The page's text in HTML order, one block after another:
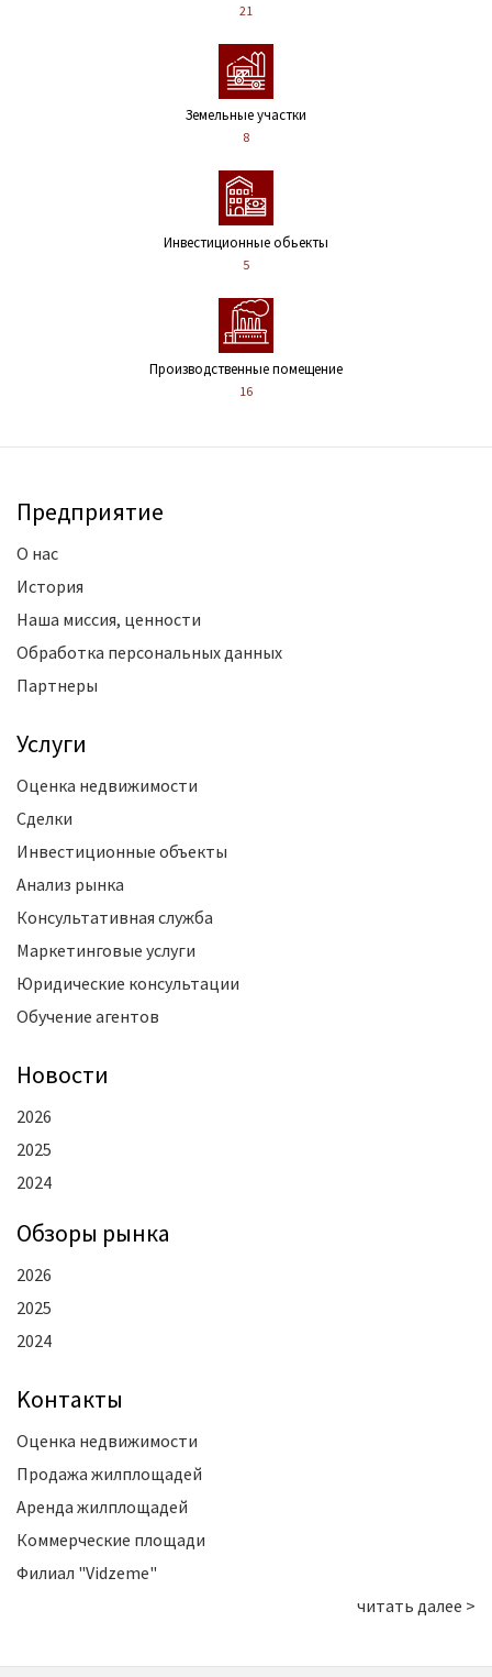
21
Земельные участки
8
Инвестиционные обьекты
5
Производственные помещение
16
Предприятие
О нас
История
Наша миссия, ценности
Обработка персональных данных
Партнеры
Услуги
Оценка недвижимости
Сделки
Инвестиционные объекты
Анализ рынка
Консультативная служба
Маркетинговые услуги
Юридические консультации
Обучение агентов
Новости
2026
2025
2024
Oбзоры рынка
2026
2025
2024
Kонтакты
Оценка недвижимости
Продажа жилплощадей
Аренда жилплощадей
Коммерческие площади
Филиал "Vidzeme"
читать далее >